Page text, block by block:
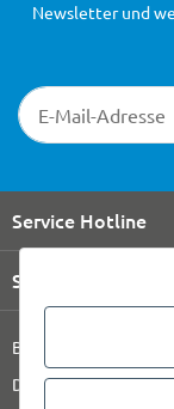
Newsletter-
Newsletter und
Service Hotline
Shop Service
Datenschutz